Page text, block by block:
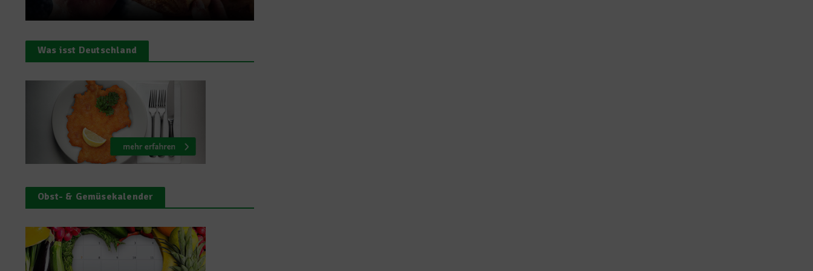
Was isst Deutschland
Obst- & Gemüsekalender